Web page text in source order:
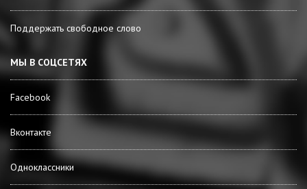
Поддержать свободное слово
МЫ В СОЦСЕТЯХ
Facebook
Вконтакте
Одноклассники